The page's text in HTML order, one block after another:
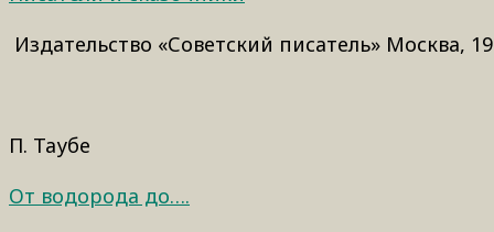
Издательство «Советский писатель» Москва,
П. Таубе
От водорода до….